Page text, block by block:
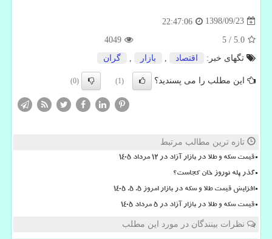
1398/09/23
22:47:06
5.0
/
5
4049
تگهای خبر:
اقتصاد بازار گران
این مطلب را می پسندید؟ (1)
(0)
تازه ترین مطالب مرتبط
قیمت سکه و طلا در بازار آزاد در ۱۲ مرداد ۱۴۰۵
گذر پله نوروز خان کجاست؟
افزایش قیمت طلا و سکه در بازار امروز ۵. ۵. ۱۴۰۵
قیمت سکه و طلا در بازار آزاد در ۵ مرداد ۱۴۰۵
نظرات بینندگان در مورد این مطلب